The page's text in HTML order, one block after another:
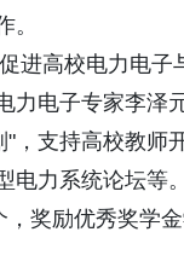
。
进高校电力电
力电子专家李泽
"，支持高校教师
电力系统论坛等
，奖励优秀奖学